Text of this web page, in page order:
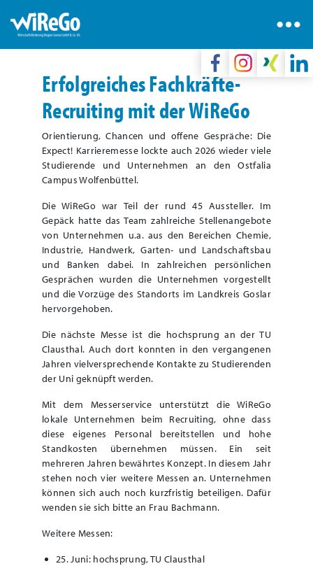
Erfolgreiches Fachkräfte-
Recruiting mit der WiReGo
Orientierung, Chancen und offene Gespräche: Die
Expect! Karrieremesse lockte auch 2026 wieder viele
Studierende und Unternehmen an den Ostfalia
Campus Wolfenbüttel.
Die WiReGo war Teil der rund 45 Aussteller. Im
Gepäck hatte das Team zahlreiche Stellenangebote
von Unternehmen u.a. aus den Bereichen Chemie,
Industrie, Handwerk, Garten- und Landschaftsbau
und Banken dabei. In zahlreichen persönlichen
Gesprächen wurden die Unternehmen vorgestellt
und die Vorzüge des Standorts im Landkreis Goslar
hervorgehoben.
Die nächste Messe ist die hochsprung an der TU
Clausthal. Auch dort konnten in den vergangenen
Jahren vielversprechende Kontakte zu Studierenden
der Uni geknüpft werden.
Mit dem Messerservice unterstützt die WiReGo
lokale Unternehmen beim Recruiting, ohne dass
diese eigenes Personal bereitstellen und hohe
Standkosten übernehmen müssen. Ein seit
mehreren Jahren bewährtes Konzept. In diesem Jahr
stehen noch vier weitere Messen an. Unternehmen
können sich auch noch kurzfristig beteiligen. Dafür
wenden sie sich bitte an Frau Bachmann.
Weitere Messen:
25. Juni: hochsprung, TU Clausthal